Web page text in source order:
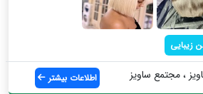
زیبایی
، مجتمع ساويز اطلاعات بیشتر